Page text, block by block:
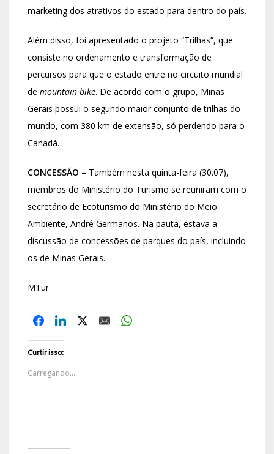
marketing dos atrativos do estado para dentro do país.
Além disso, foi apresentado o projeto “Trilhas”, que
consiste no ordenamento e transformação de
percursos para que o estado entre no circuito mundial
de mountain bike. De acordo com o grupo, Minas
Gerais possui o segundo maior conjunto de trilhas do
mundo, com 380 km de extensão, só perdendo para o
Canadá.
CONCESSÃO – Também nesta quinta-feira (30.07),
membros do Ministério do Turismo se reuniram com o
secretário de Ecoturismo do Ministério do Meio
Ambiente, André Germanos. Na pauta, estava a
discussão de concessões de parques do país, incluindo
os de Minas Gerais.
MTur
Curtir isso:
Carregando...